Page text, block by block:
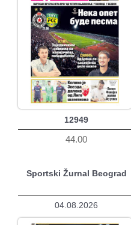
12949
44.00
Sportski Žurnal Beograd
04.08.2026